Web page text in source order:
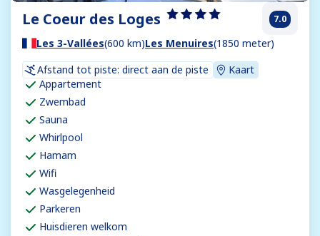
7.0
Le Coeur des Loges
Les 3-Vallées(600 km)Les Menuires(1850 meter)
Afstand tot piste: direct aan de piste
Kaart
Appartement
Zwembad
Sauna
Whirlpool
Hamam
Wifi
Wasgelegenheid
Parkeren
Huisdieren welkom